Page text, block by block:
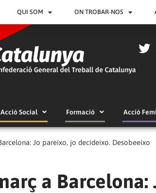
QUI SOM ON TROBAR-NOS
Acció Social Formació Acció
Jo pareixo, jo decideixo. Desobeeixo
a Barcelona: